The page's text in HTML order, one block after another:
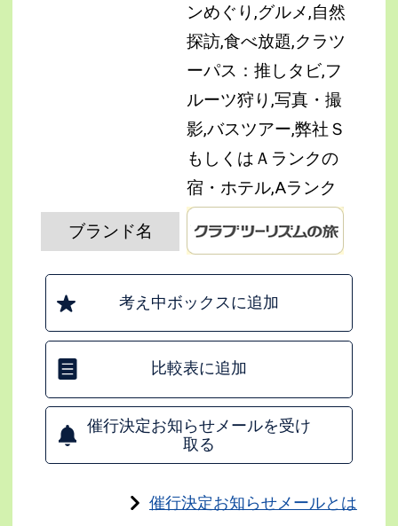
ンめぐり,グルメ,自然
探訪,食べ放題,クラツ
ーパス：推しタビ,フ
ルーツ狩り,写真・撮
影,バスツアー,弊社Ｓ
もしくはＡランクの
宿・ホテル,Aランク
ブランド名
考え中ボックスに追加
比較表に追加
催行決定お知らせメールを受け
取る
催行決定お知らせメールとは